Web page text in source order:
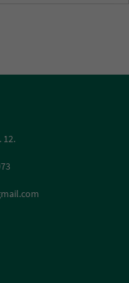
12.